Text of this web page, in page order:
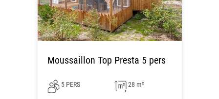
Moussaillon Top Presta 5 pers
5 PERS 28 m²